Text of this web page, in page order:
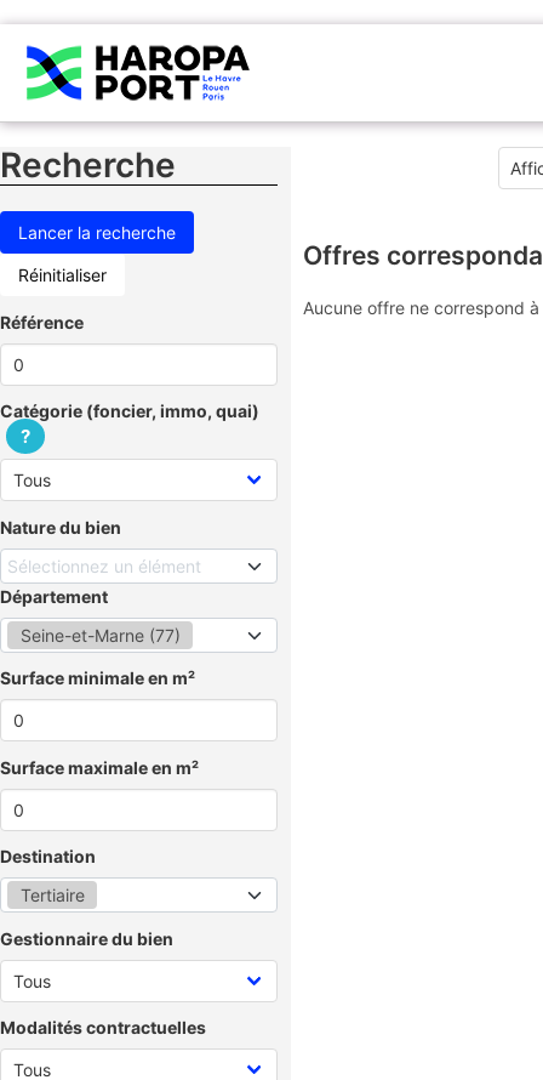
Recherche
Réinitialiser
Référence
Catégorie (foncier, immo, quai)
?
Nature du bien
Sélectionnez un élément
Département
Seine-et-Marne (77)
Surface minimale en m²
Surface maximale en m²
Destination
Tertiaire
Gestionnaire du bien
Modalités contractuelles
Offres
Aucune offre ne correspond